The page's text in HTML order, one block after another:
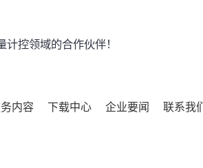
计控领域的合作伙伴！
内容 下载中心 企业要闻 联系我们